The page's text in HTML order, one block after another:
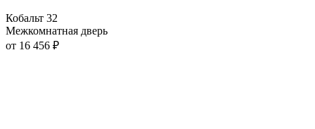
Кобальт 32
Межкомнатная дверь
от 16 456 ₽